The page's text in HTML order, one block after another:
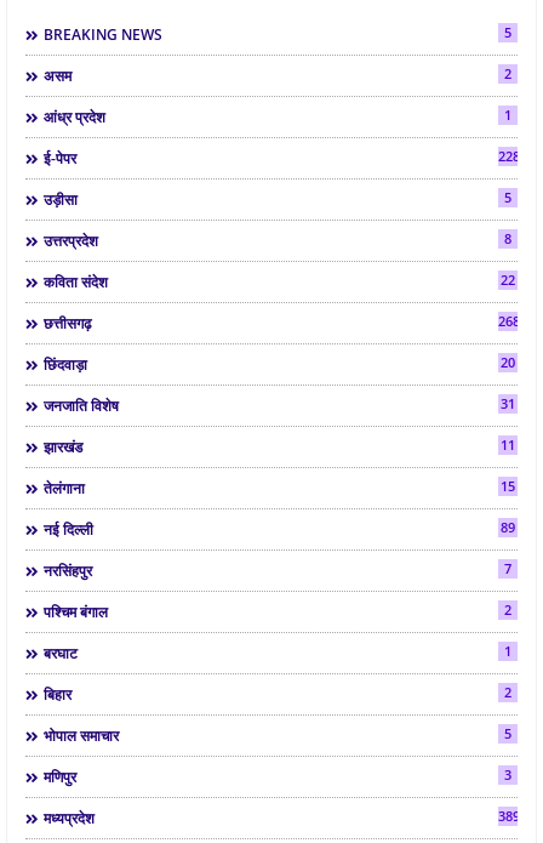
BREAKING NEWS 5
असम 2
आंध्र प्रदेश 1
ई-पेपर 2286
उड़ीसा 5
उत्तरप्रदेश 8
कविता संदेश 22
छत्तीसगढ़ 268
छिंदवाड़ा 20
जनजाति विशेष 31
झारखंड 11
तेलंगाना 15
नई दिल्ली 89
नरसिंहपुर 7
पश्चिम बंगाल 2
बरघाट 1
बिहार 2
भोपाल समाचार 5
मणिपुर 3
मध्यप्रदेश 3892